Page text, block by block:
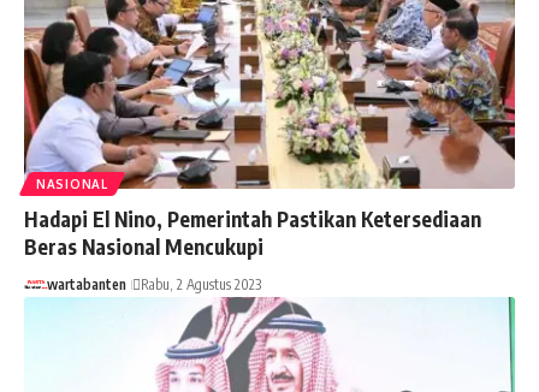
NASIONAL
Hadapi El Nino, Pemerintah Pastikan Ketersediaan
Beras Nasional Mencukupi
wartabanten Rabu, 2 Agustus 2023